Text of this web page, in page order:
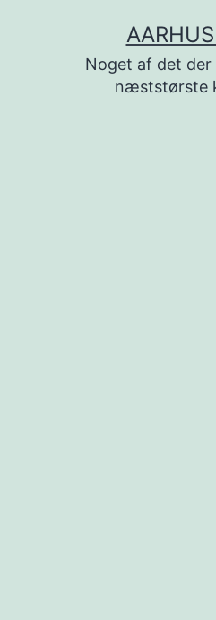
Noget af det der
næststørste